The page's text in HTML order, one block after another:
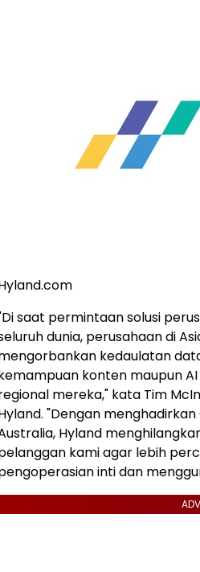
saat permintaan solusi
dunia, perusahaan di
kedaulatan
konten maupun
mereka," kata Tim
"Dengan
Hyland
kami agar lebih
inti dan